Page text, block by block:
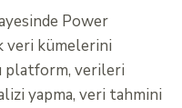
Power
veri kümelerini
platform, verileri
yapma, veri tahmini